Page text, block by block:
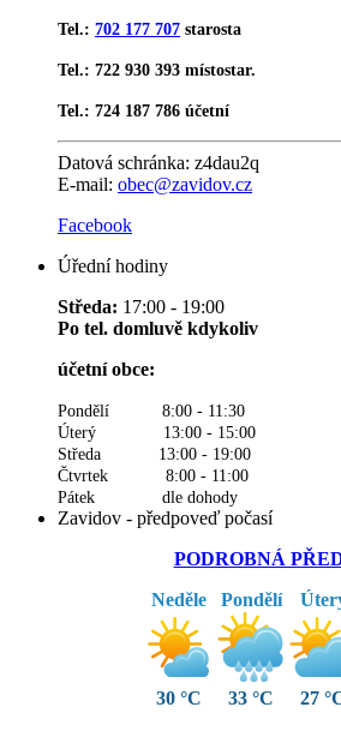
Tel.: 702 177 707 starosta
Tel.: 722 930 393 místostar.
Tel.: 724 187 786 účetní
Datová schránka: z4dau2q
E-mail: obec@zavidov.cz
Facebook
Úřední hodiny
Středa: 17:00 - 19:00
Po tel. domluvě kdykoliv
účetní obce:
Pondělí 8:00 - 11:30
Úterý 13:00 - 15:00
Středa 13:00 - 19:00
Čtvrtek 8:00 - 11:00
Pátek dle dohody
Zavidov - předpoveď počasí
PODROBNÁ
Neděle
30 °C
Pondělí
33 °C 27